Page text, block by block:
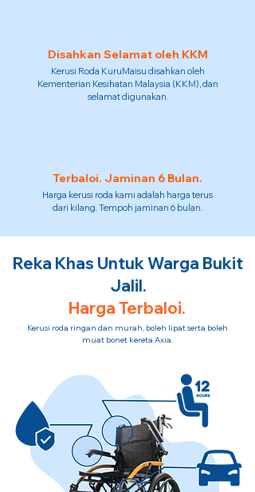
Disahkan Selamat oleh KKM
Kerusi Roda KuruMaisu disahkan oleh
Kementerian Kesihatan Malaysia (KKM), dan
selamat digunakan.
Terbaloi. Jaminan 6 Bulan.
Harga kerusi roda kami adalah harga terus
dari kilang. Tempoh jaminan 6 bulan.
Reka Khas Untuk Warga Bukit
Jalil.
Harga Terbaloi.
Kerusi roda ringan dan murah, boleh lipat serta boleh
muat bonet kereta Axia.